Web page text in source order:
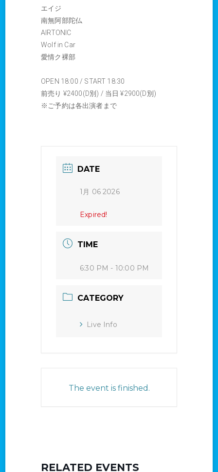
エイジ
南無阿部陀仏
AIRTONIC
Wolf in Car
愛情ク裸部
OPEN 18:00 / START 18:30
前売り ¥2400(D別) / 当日 ¥2900(D別)
※ご予約は各出演者まで
DATE
1月 06 2026
Expired!
TIME
6:30 PM - 10:00 PM
CATEGORY
Live Info
The event is finished.
RELATED EVENTS